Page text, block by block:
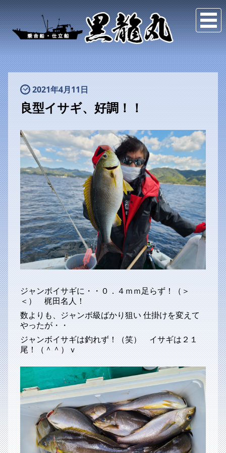
2021年4月11日
良型イサギ、好調！！
ジャンボイサギに・・０．４ｍｍ足らず！（＞
＜） 梶田名人！
数よりも、ジャンボ級ばかり狙い 仕掛けを変えて
やったが・・
ジャンボイサギは釣れず！（笑） イサギは２１
尾！（＾＾）ｖ